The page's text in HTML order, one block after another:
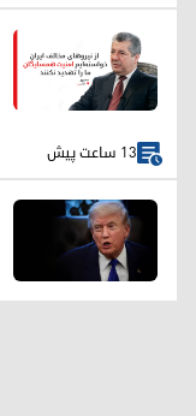
13 ساعت پیش